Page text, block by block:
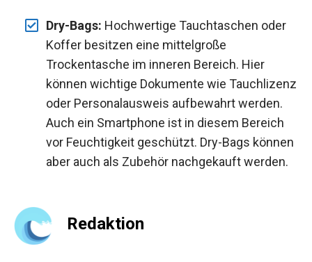
Dry-Bags: Hochwertige Tauchtaschen oder
Koffer besitzen eine mittelgroße
Trockentasche im inneren Bereich. Hier
können wichtige Dokumente wie Tauchlizenz
oder Personalausweis aufbewahrt werden.
Auch ein Smartphone ist in diesem Bereich
vor Feuchtigkeit geschützt. Dry-Bags können
aber auch als Zubehör nachgekauft werden.
Redaktion